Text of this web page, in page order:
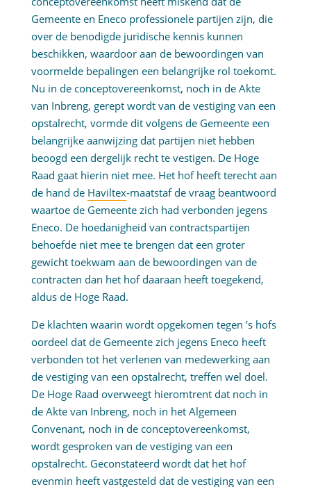
Gemeente en Eneco professionele partijen zijn, die
over de benodigde juridische kennis kunnen
beschikken, waardoor aan de bewoordingen van
voormelde bepalingen een belangrijke rol toekomt.
Nu in de conceptovereenkomst, noch in de Akte
van Inbreng, gerept wordt van de vestiging van een
opstalrecht, vormde dit volgens de Gemeente een
belangrijke aanwijzing dat partijen niet hebben
beoogd een dergelijk recht te vestigen. De Hoge
Raad gaat hierin niet mee. Het hof heeft terecht aan
de hand de Haviltex-maatstaf de vraag beantwoord
waartoe de Gemeente zich had verbonden jegens
Eneco. De hoedanigheid van contractspartijen
behoefde niet mee te brengen dat een groter
gewicht toekwam aan de bewoordingen van de
contracten dan het hof daaraan heeft toegekend,
aldus de Hoge Raad.
De klachten waarin wordt opgekomen tegen ’s hofs
oordeel dat de Gemeente zich jegens Eneco heeft
verbonden tot het verlenen van medewerking aan
de vestiging van een opstalrecht, treffen wel doel.
De Hoge Raad overweegt hieromtrent dat noch in
de Akte van Inbreng, noch in het Algemeen
Convenant, noch in de conceptovereenkomst,
wordt gesproken van de vestiging van een
opstalrecht. Geconstateerd wordt dat het hof
evenmin heeft vastgesteld dat de vestiging van een